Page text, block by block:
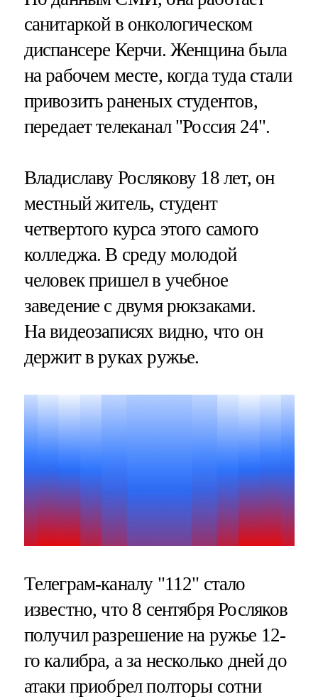
санитаркой в онкологическом
диспансере Керчи. Женщина была
на рабочем месте, когда туда стали
привозить раненых студентов,
передает телеканал "Россия 24".
Владиславу Рослякову 18 лет, он
местный житель, студент
четвертого курса этого самого
колледжа. В среду молодой
человек пришел в учебное
заведение с двумя рюкзаками.
На видеозаписях видно, что он
держит в руках ружье.
Телеграм-каналу "112" стало
известно, что 8 сентября Росляков
получил разрешение на ружье 12-
го калибра, а за несколько дней до
атаки приобрел полторы сотни